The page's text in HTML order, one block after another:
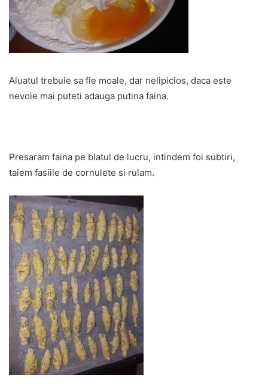
Aluatul trebuie sa fie moale, dar nelipicios, daca este
nevoie mai puteti adauga putina faina.
Presaram faina pe blatul de lucru, intindem foi subtiri,
taiem fasiile de cornulete si rulam.